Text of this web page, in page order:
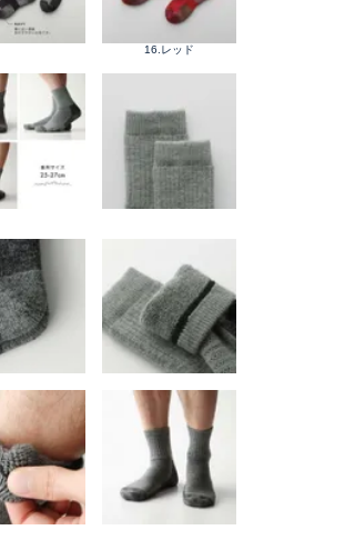
16.レッド